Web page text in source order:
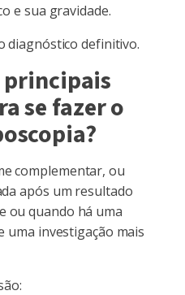
e sua gravidade.
diagnóstico definitivo.
se fazer o
complementar, ou
após um resultado
ou quando há uma
uma investigação mais